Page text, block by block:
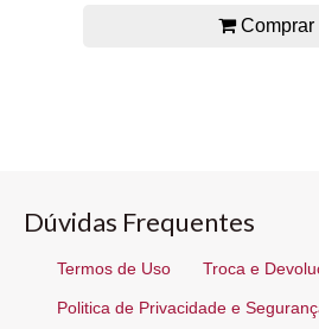
Comprar
Dúvidas Frequentes
Termos de Uso Troca e
Politica de Privacidade e